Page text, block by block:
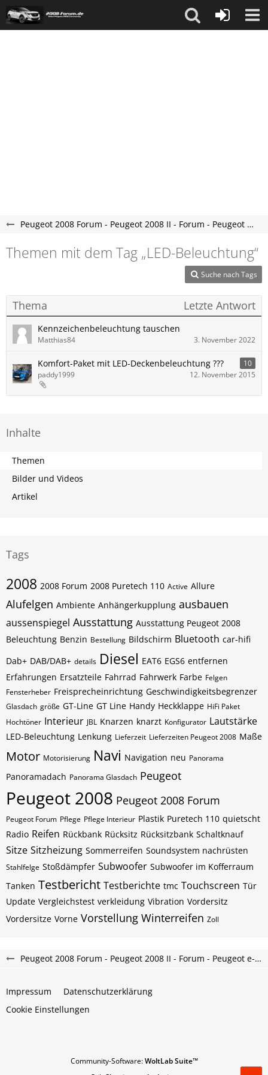
Peugeot 2008 Forum - Peugeot 2008 II - Forum - Peugeot e-2008 Forum
Themen mit dem Tag „LED-Beleuchtung“
Suche nach Tags
Thema Letzte Antwort
Kennzeichenbeleuchtung tauschen
Matthias84 3. November 2022
Komfort-Paket mit LED-Deckenbeleuchtung ???
10
paddy1999
12. November 2015
Inhalte
Themen
Bilder und Videos
Artikel
Tags
2008 2008 Forum 2008 Puretech 110 Active Allure
Alufelgen Ambiente Anhängerkupplung ausbauen
aussenspiegel Ausstattung Ausstattung Peugeot 2008
Beleuchtung Benzin Bestellung Bildschirm Bluetooth car-hifi
Dab+ DAB/DAB+ details Diesel EAT6 EGS6 entfernen
Erfahrungen Ersatzteile Fahrrad Fahrwerk Farbe Felgen
Fensterheber Freisprecheinrichtung Geschwindigkeitsbegrenzer
Glasdach größe GT-Line GT Line Handy Heckklappe HiFi Paket
Hochtöner Interieur JBL Knarzen knarzt Konfigurator Lautstärke
LED-Beleuchtung Lenkung Lieferzeit Lieferzeiten Peugeot 2008 Maße
Motor Motorisierung Navi Navigation neu Panorama
Panoramadach Panorama Glasdach Peugeot
Peugeot 2008 Peugeot 2008 Forum
Peugeot Forum Pflege Pflege Interieur Plastik Puretech 110 quietscht
Radio Reifen Rückbank Rücksitz Rücksitzbank Schaltknauf
Sitze Sitzheizung Sommerreifen Soundsystem nachrüsten
Stahlfelge Stoßdämpfer Subwoofer Subwoofer im Kofferraum
Tanken Testbericht Testberichte tmc Touchscreen Tür
Update Vergleichstest verkleidung Vibration Vordersitz
Vordersitze Vorne Vorstellung Winterreifen Zoll
Peugeot 2008 Forum - Peugeot 2008 II - Forum - Peugeot e-2008 Forum
Impressum
Datenschutzerklärung
Cookie Einstellungen
Community-Software:WoltLab Suite™